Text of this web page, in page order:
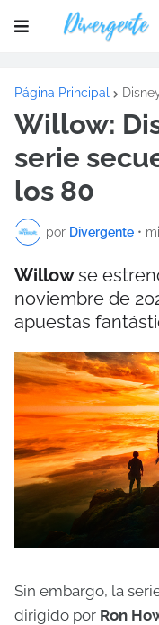
Página Principal
Willow:
serie
los 80
por Divergente •
Willowse
noviembre de
apuestas
Sin embargo, la
dirigido por Ron